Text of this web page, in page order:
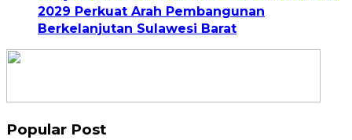
2029 Perkuat Arah Pembangunan
Berkelanjutan Sulawesi Barat
Popular Post